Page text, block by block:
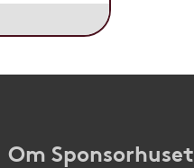
Om Sponsorhuset